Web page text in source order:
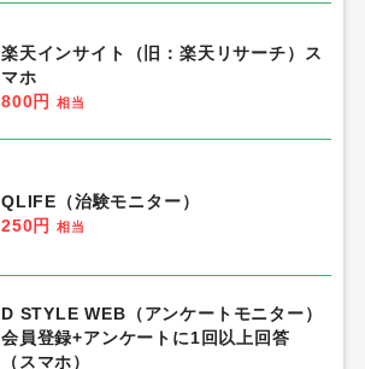
楽天インサイト（旧：楽天リサーチ）ス
マホ
800円
相当
QLIFE（治験モニター）
250円
相当
D STYLE WEB（アンケートモニター）
会員登録+アンケートに1回以上回答
（スマホ）